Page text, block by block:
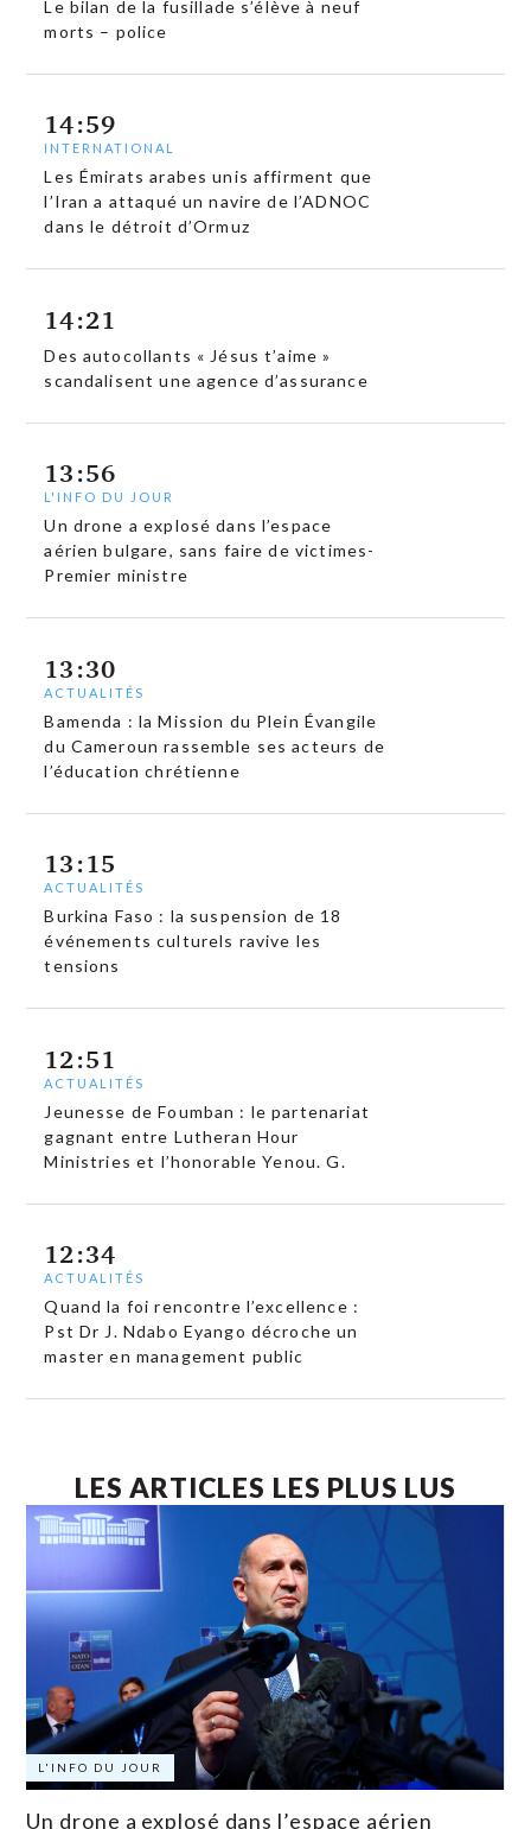
Le bilan de la fusillade s’élève à neuf
morts – police
14:59
INTERNATIONAL
Les Émirats arabes unis affirment que
l’Iran a attaqué un navire de l’ADNOC
dans le détroit d’Ormuz
14:21
Des autocollants « Jésus t’aime »
scandalisent une agence d’assurance
13:56
L'INFO DU JOUR
Un drone a explosé dans l’espace
aérien bulgare, sans faire de victimes-
Premier ministre
13:30
ACTUALITÉS
Bamenda : la Mission du Plein Évangile
du Cameroun rassemble ses acteurs de
l’éducation chrétienne
13:15
ACTUALITÉS
Burkina Faso : la suspension de 18
événements culturels ravive les
tensions
12:51
ACTUALITÉS
Jeunesse de Foumban : le partenariat
gagnant entre Lutheran Hour
Ministries et l’honorable Yenou. G.
12:34
ACTUALITÉS
Quand la foi rencontre l’excellence :
Pst Dr J. Ndabo Eyango décroche un
master en management public
LES ARTICLES LES PLUS LUS
L'INFO DU JOUR
Un drone a explosé dans l’espace aérien